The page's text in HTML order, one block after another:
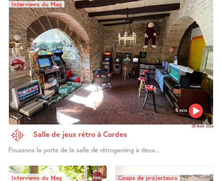
5 min
Interviews du Mag
05 Août 2026
Salle de jeux rétro à Cordes
Poussons la porte de la salle de rétrogaming à deux...
Interviews du Mag Coups de projecteurs